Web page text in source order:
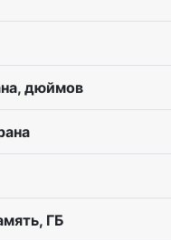
дюймов
ГБ